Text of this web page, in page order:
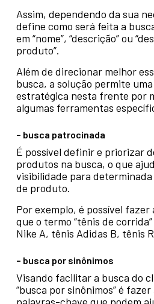
Assim, dependendo da sua
define como será feita a
em “nome”, “descrição” ou
produto”.
Além de direcionar melhor
busca, a solução permite
estratégica nesta frente por
algumas ferramentas
– busca patrocinada
É possível definir e priorizar
produtos na busca, o que
visibilidade para
de produto.
Por exemplo, é possível
que o termo “tênis de
Nike A, tênis Adidas B, tênis
– busca por sinônimos
Visando facilitar a busca do
“busca por sinônimos” é